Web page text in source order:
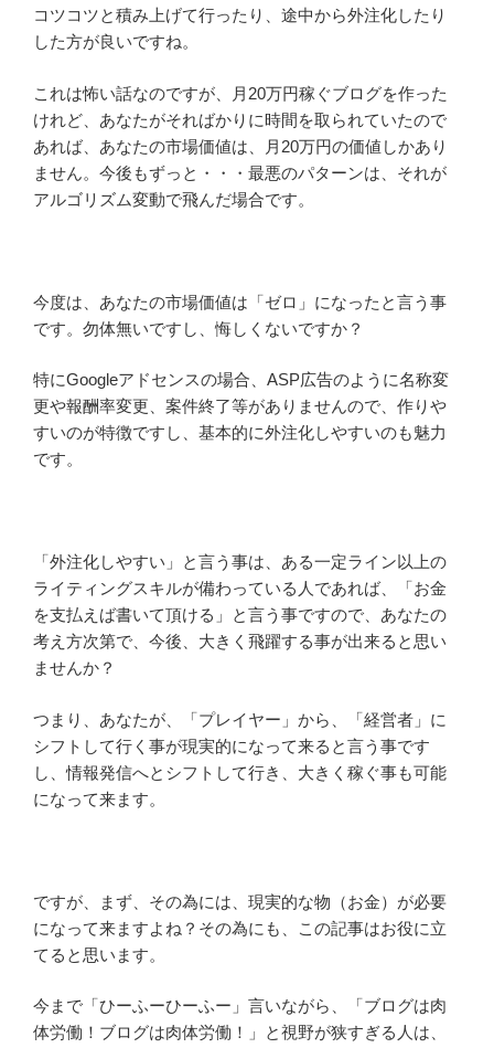
コツコツと積み上げて行ったり、途中から外注化したり
した方が良いですね。
これは怖い話なのですが、月20万円稼ぐブログを作った
けれど、あなたがそればかりに時間を取られていたので
あれば、あなたの市場価値は、月20万円の価値しかあり
ません。今後もずっと・・・最悪のパターンは、それが
アルゴリズム変動で飛んだ場合です。
今度は、あなたの市場価値は「ゼロ」になったと言う事
です。勿体無いですし、悔しくないですか？
特にGoogleアドセンスの場合、ASP広告のように名称変
更や報酬率変更、案件終了等がありませんので、作りや
すいのが特徴ですし、基本的に外注化しやすいのも魅力
です。
「外注化しやすい」と言う事は、ある一定ライン以上の
ライティングスキルが備わっている人であれば、「お金
を支払えば書いて頂ける」と言う事ですので、あなたの
考え方次第で、今後、大きく飛躍する事が出来ると思い
ませんか？
つまり、あなたが、「プレイヤー」から、「経営者」に
シフトして行く事が現実的になって来ると言う事です
し、情報発信へとシフトして行き、大きく稼ぐ事も可能
になって来ます。
ですが、まず、その為には、現実的な物（お金）が必要
になって来ますよね？その為にも、この記事はお役に立
てると思います。
今まで「ひーふーひーふー」言いながら、「ブログは肉
体労働！ブログは肉体労働！」と視野が狭すぎる人は、